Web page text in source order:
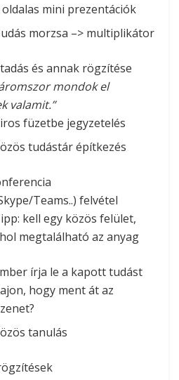
oldalas mini prezentációk
morzsa –> multiplikátor
és annak rögzítése
mondok el
valamit.”
füzetbe jegyzetelés
tudástár építkezés
Teams..) felvétel
kell egy közös felület,
megtalálható az anyag
írja le a kapott tudást
hogy ment át az
tanulás